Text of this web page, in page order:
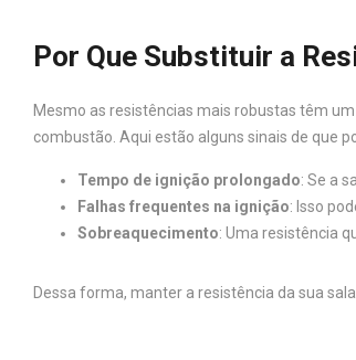
Por Que Substituir a
Mesmo as resistências mais robustas têm um
combustão. Aqui estão alguns sinais de que
Tempo de ignição prolongado: Se a
Falhas frequentes na ignição: Isso
Sobreaquecimento: Uma resistência
Dessa forma, manter a resistência da sua